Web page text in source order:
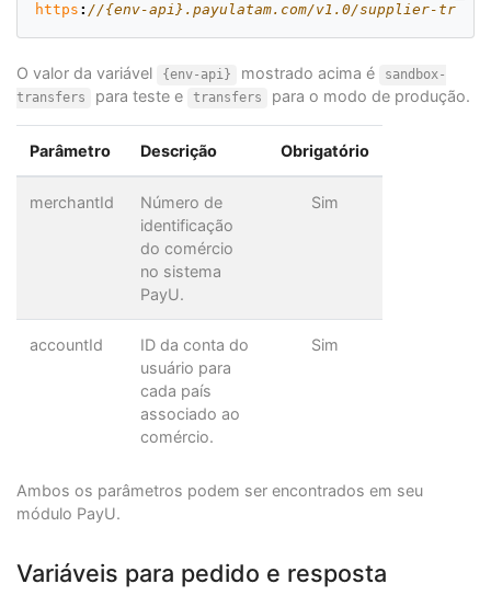
https : //{env-api}.payulatam.com/v1.0/supplier-
O valor da variável {env-api} mostrado acima é
sandbox-
transfers
para teste e transfers para o modo de produção.
Parâmetro Descrição Obrigatório
merchantId
Número de
identificação
do comércio
no sistema
PayU.
Sim
accountId
ID da conta do
usuário para
cada país
associado ao
comércio.
Sim
Ambos os parâmetros podem ser encontrados em seu
módulo PayU.
Variáveis para pedido e resposta